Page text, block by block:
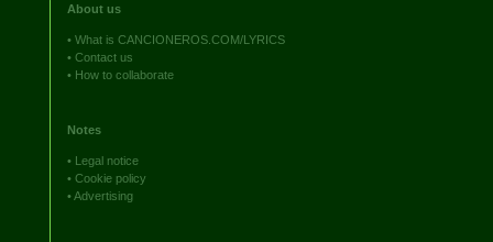
About us
• What is CANCIONEROS.COM/LYRICS
• Contact us
• How to collaborate
Notes
• Legal notice
• Cookie policy
•Advertising